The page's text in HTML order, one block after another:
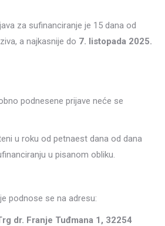
za sufinanciranje je 15 dana od
a najkasnije do 7. listopada 2025.
podnesene prijave neće se
u roku od petnaest dana od dana
u pisanom obliku.
podnose se na adresu:
dr. Franje Tuđmana 1, 32254